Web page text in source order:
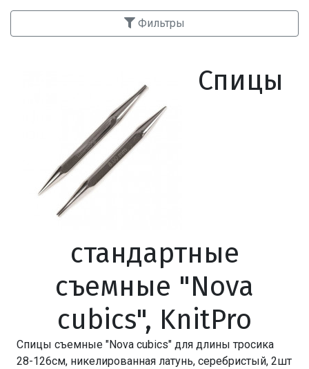
Фильтры
Спицы
стандартные
съемные "Nova
cubics", KnitPro
Спицы съемные "Nova cubics" для длины тросика
28-126см, никелированная латунь, серебристый, 2шт